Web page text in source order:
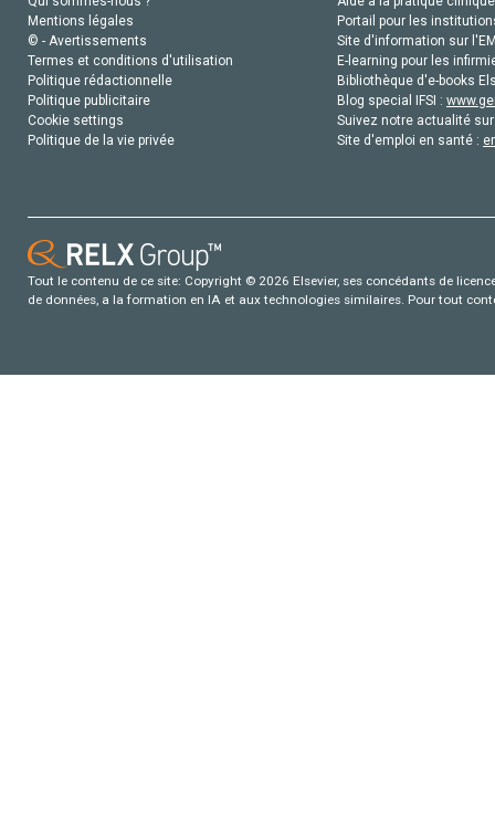
Mentions légales
© - Avertissements
Termes et conditions d'utilisation
Politique rédactionnelle
Politique publicitaire
Cookie settings
Politique de la vie privée
Portail pour les
Site d'information sur
E-learning pour les
Bibliothèque d'e-books
Blog special IFSI :
Suivez notre actualité
Site d'emploi en santé :
Tout le contenu de ce site: Copyright © 2026 Elsevier, ses concédants de
de données, a la formation en IA et aux technologies similaires. Pour tout